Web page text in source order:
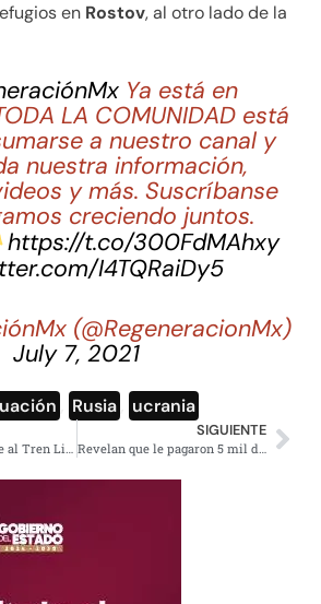
en Rostov, al otro lado de la
Ya está en
LA COMUNIDAD está
a nuestro canal y
nuestra información,
y más. Suscríbanse
creciendo juntos.
https://t.co/300FdMAhxy
I4TQRaiDy5
(@RegeneracionMx)
July 7, 2021
Rusia ucrania
Taxi intenta ganarle al Tren Ligero y chocan; deja un muerto y dos heridos
SIGUIENTE
Revelan que le pagaron 5 mil dólares a los asesinos de Lourdes Maldonado